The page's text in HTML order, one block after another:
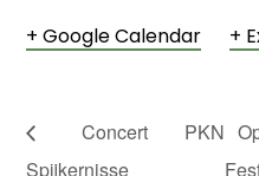
+ Google Calendar +
Concert PKN
Spijkernisse